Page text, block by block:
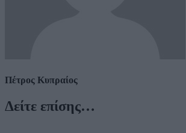
Πέτρος Κυπραίος
Δείτε επίσης…